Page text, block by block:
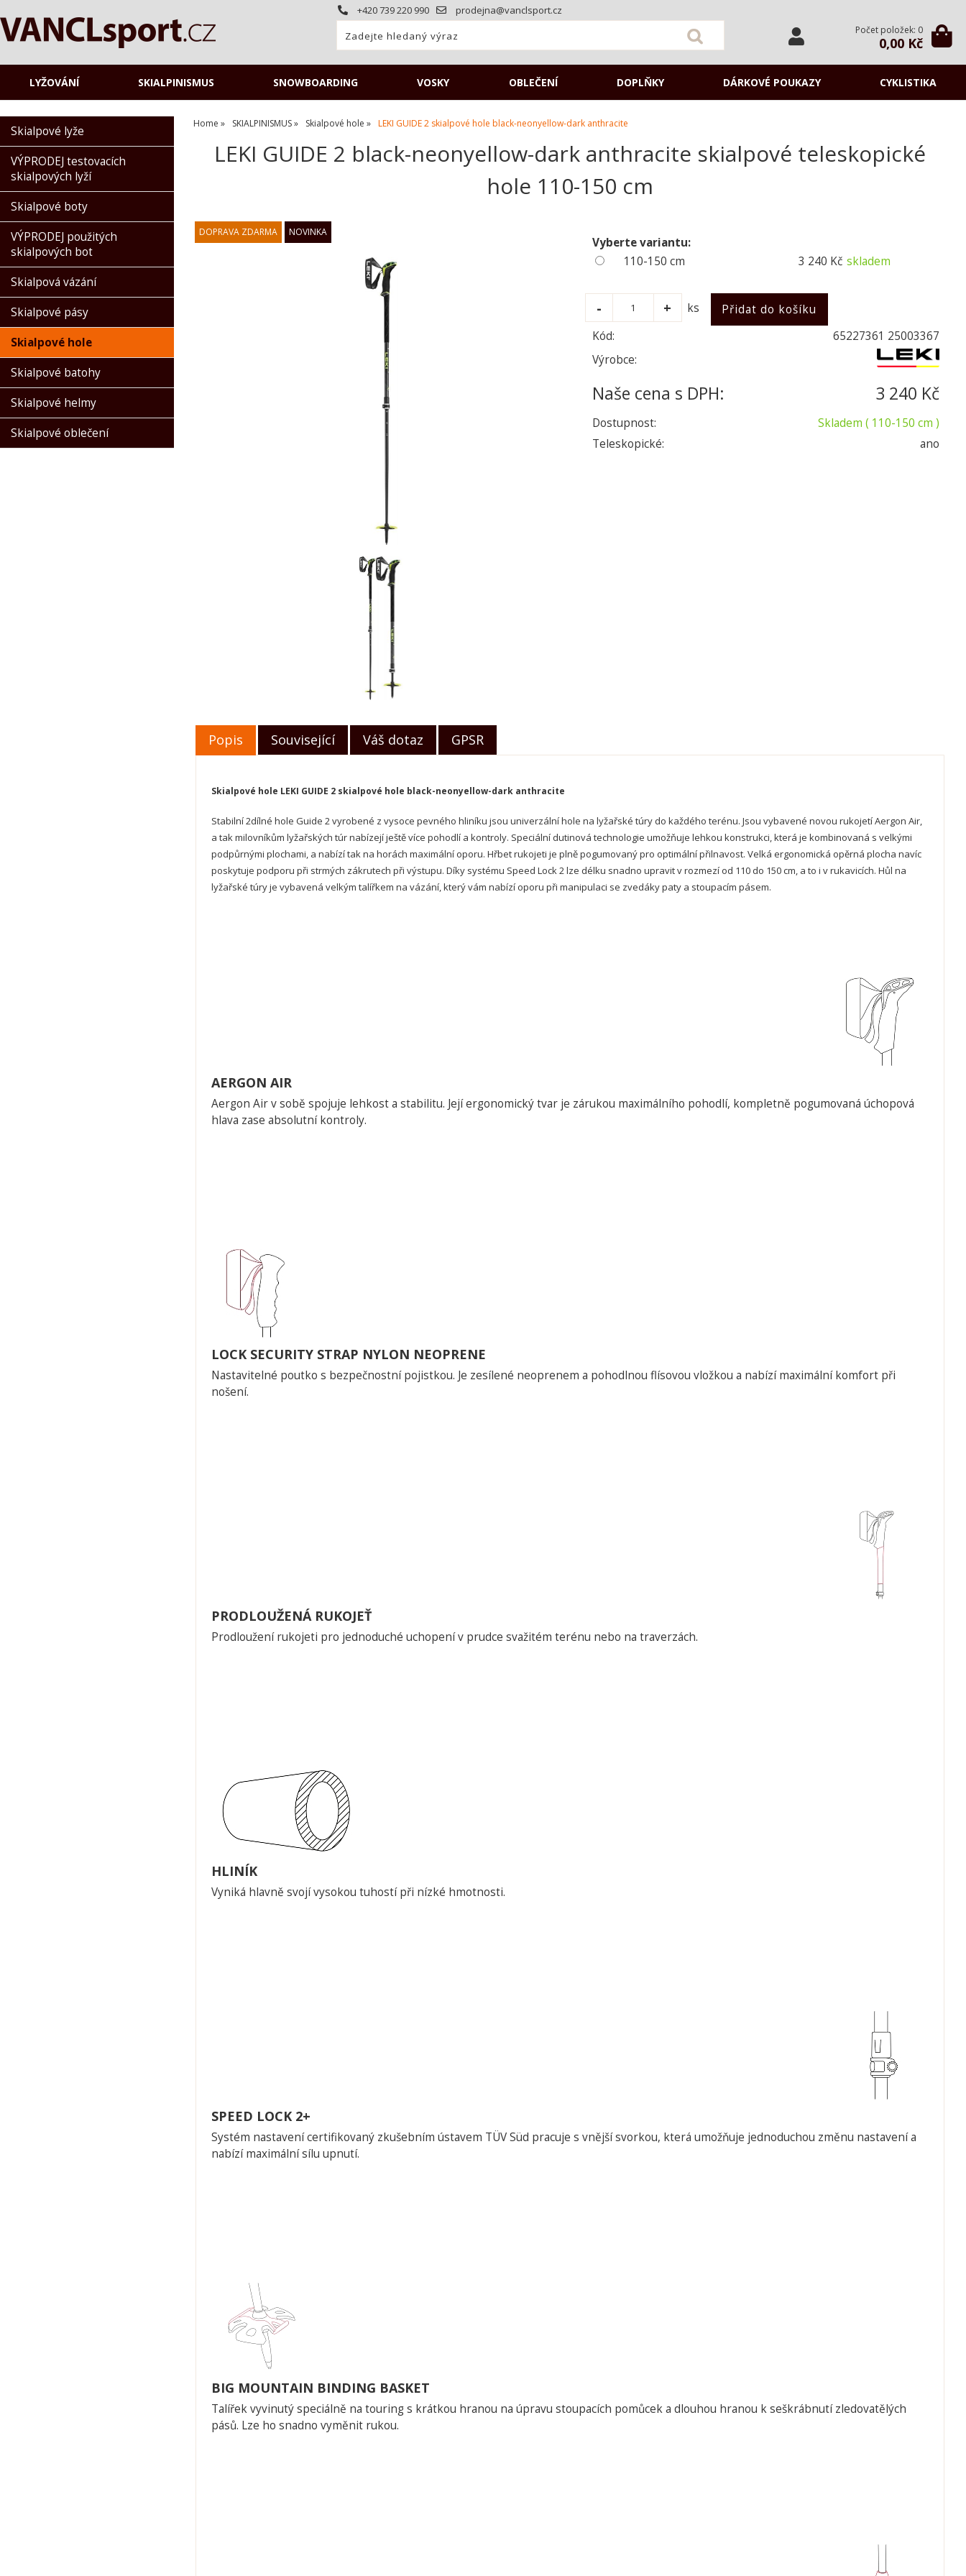
+420 739 220 990 prodejna@vanclsport.cz
Počet položek: 0
0,00 Kč
LYŽOVÁNÍ SKIALPINISMUS SNOWBOARDING VOSKY OBLEČENÍ DOPLŇKY DÁRKOVÉ POUKAZY CYKLISTIKA
Home SKIALPINISMUS Skialpové hole LEKI GUIDE 2 skialpové hole black-neonyellow-dark anthracite
LEKI GUIDE 2 black-neonyellow-dark anthracite skialpové teleskopické
hole 110-150 cm
Vyberte variantu:
110-150 cm
3 240 Kč skladem
ks
Kód:
65227361 25003367
Výrobce:
Naše cena s DPH: 3 240 Kč
Dostupnost: Skladem ( 110-150 cm )
Teleskopické:
ano
Popis Související Váš dotaz GPSR
Skialpové hole LEKI GUIDE 2 skialpové hole black-neonyellow-dark anthracite
Stabilní 2dílné hole Guide 2 vyrobené z vysoce pevného hliníku jsou univerzální hole na lyžařské túry do každého terénu. Jsou vybavené novou rukojetí Aergon Air,
a tak milovníkům lyžařských túr nabízejí ještě více pohodlí a kontroly. Speciální dutinová technologie umožňuje lehkou konstrukci, která je kombinovaná s velkými
podpůrnými plochami, a nabízí tak na horách maximální oporu. Hřbet rukojeti je plně pogumovaný pro optimální přilnavost. Velká ergonomická opěrná plocha navíc
poskytuje podporu při strmých zákrutech při výstupu. Díky systému Speed Lock 2 lze délku snadno upravit v rozmezí od 110 do 150 cm, a to i v rukavicích. Hůl na
lyžařské túry je vybavená velkým talířkem na vázání, který vám nabízí oporu při manipulaci se zvedáky paty a stoupacím pásem.
AERGON AIR
Aergon Air v sobě spojuje lehkost a stabilitu. Její ergonomický tvar je zárukou maximálního pohodlí, kompletně pogumovaná úchopová
hlava zase absolutní kontroly.
LOCK SECURITY STRAP NYLON NEOPRENE
Nastavitelné poutko s bezpečnostní pojistkou. Je zesílené neoprenem a pohodlnou flísovou vložkou a nabízí maximální komfort při
nošení.
PRODLOUŽENÁ RUKOJEŤ
Prodloužení rukojeti pro jednoduché uchopení v prudce svažitém terénu nebo na traverzách.
HLINÍK
Vyniká hlavně svojí vysokou tuhostí při nízké hmotnosti.
SPEED LOCK 2+
Systém nastavení certifikovaný zkušebním ústavem TÜV Süd pracuje s vnější svorkou, která umožňuje jednoduchou změnu nastavení a
nabízí maximální sílu upnutí.
BIG MOUNTAIN BINDING BASKET
Talířek vyvinutý speciálně na touring s krátkou hranou na úpravu stoupacích pomůcek a dlouhou hranou k seškrábnutí zledovatělých
pásů. Lze ho snadno vyměnit rukou.
Skialpové lyže
VÝPRODEJ testovacích
skialpových lyží
Skialpové boty
VÝPRODEJ použitých
skialpových bot
Skialpová vázání
Skialpové pásy
Skialpové hole
Skialpové batohy
Skialpové helmy
Skialpové oblečení